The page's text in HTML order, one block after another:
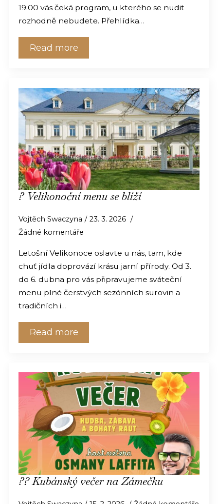
19:00 vás čeká program, u kterého se nudit
rozhodně nebudete. Přehlídka…
Read more
? Velikonoční menu se blíží
Vojtěch Swaczyna
23. 3. 2026
Žádné komentáře
Letošní Velikonoce oslavte u nás, tam, kde
chuť jídla doprovází krásu jarní přírody. Od 3.
do 6. dubna pro vás připravujeme sváteční
menu plné čerstvých sezónních surovin a
tradičních i…
Read more
?? Kubánský večer na Zámečku